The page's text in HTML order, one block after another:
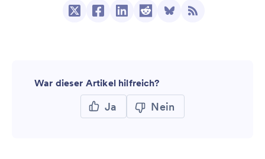
War dieser Artikel hilfreich?
Ja Nein